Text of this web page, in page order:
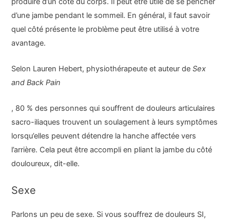
d’une jambe pendant le sommeil. En général, il faut savoir
quel côté présente le problème peut être utilisé à votre
avantage.
Selon Lauren Hebert, physiothérapeute et auteur deSex
and Back Pain
, 80 % des personnes qui souffrent de douleurs articulaires
sacro-iliaques trouvent un soulagement à leurs symptômes
lorsqu’elles peuvent détendre la hanche affectée vers
l’arrière. Cela peut être accompli en pliant la jambe du côté
douloureux, dit-elle.
Sexe
Parlons un peu de sexe. Si vous souffrez de douleurs SI,